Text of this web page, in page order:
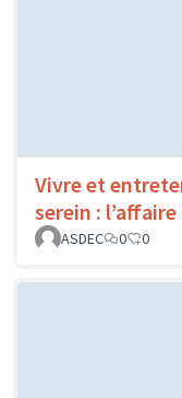
Vivre et
serein :
ASDEC
0 0